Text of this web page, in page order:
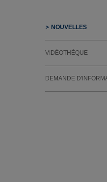
NOUVELLES
VIDÉOTHÈQUE
DEMANDE